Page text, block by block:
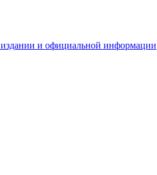
и официальной информации